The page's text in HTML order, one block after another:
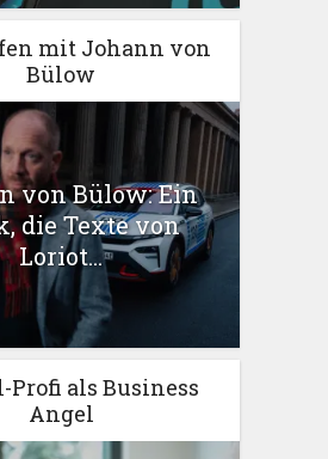
mit Johann von
Bülow
von Bülow: Ein
die Texte von
Loriot...
Profi als Business
Angel